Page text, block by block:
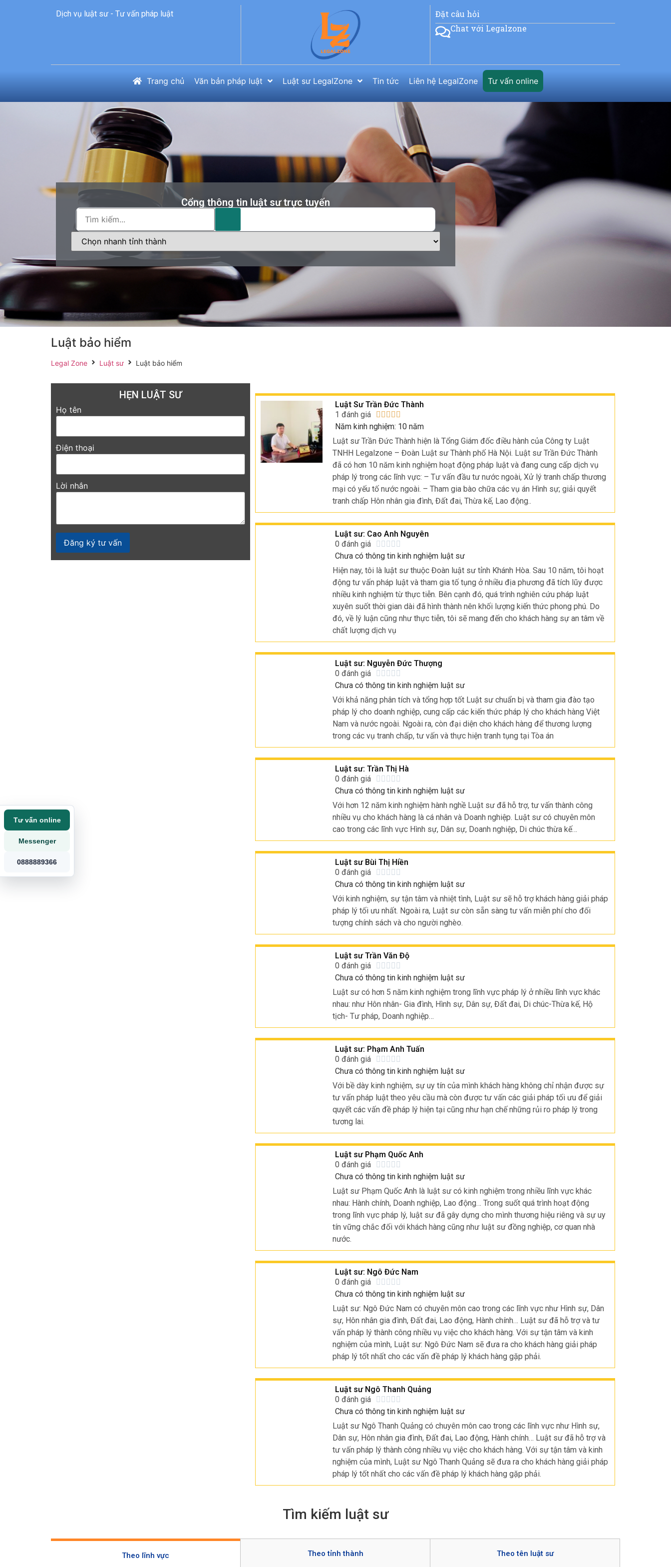
Dịch vụ luật sư - Tư vấn pháp luật
Đặt câu hỏi
Chat với Legalzone
Trang chủ Văn bản pháp luật Luật sư LegalZone Tin tức Liên hệ LegalZone Tư vấn online
Cổng thông tin luật sư trực tuyến
Luật bảo hiểm
Legal Zone Luật sư Luật bảo hiểm
HẸN LUẬT SƯ
Họ tên
Điện thoại
Lời nhắn
Đăng ký tư vấn
Luật Sư Trần Đức Thành
1 đánh giá
    
Năm kinh nghiệm: 10 năm
Luật sư Trần Đức Thành hiện là Tổng Giám đốc điều hành của Công ty Luật
TNHH Legalzone – Đoàn Luật sư Thành phố Hà Nội. Luật sư Trần Đức Thành
đã có hơn 10 năm kinh nghiệm hoạt động pháp luật và đang cung cấp dịch vụ
pháp lý trong các lĩnh vực: – Tư vấn đầu tư nước ngoài, Xử lý tranh chấp thương
mại có yếu tố nước ngoài. – Tham gia bào chữa các vụ án Hình sự; giải quyết
tranh chấp Hôn nhân gia đình, Đất đai, Thừa kế, Lao động..
Luật sư: Cao Anh Nguyên
0 đánh giá
    
Chưa có thông tin kinh nghiệm luật sư
Hiện nay, tôi là luật sư thuộc Đoàn luật sư tỉnh Khánh Hòa. Sau 10 năm, tôi hoạt
động tư vấn pháp luật và tham gia tố tụng ở nhiều địa phương đã tích lũy được
nhiều kinh nghiệm từ thực tiễn. Bên cạnh đó, quá trình nghiên cứu pháp luật
xuyên suốt thời gian dài đã hình thành nên khối lượng kiến thức phong phú. Do
đó, về lý luận cũng như thực tiễn, tôi sẽ mang đến cho khách hàng sự an tâm về
chất lượng dịch vụ
Luật sư: Nguyễn Đức Thượng
0 đánh giá
    
Chưa có thông tin kinh nghiệm luật sư
Với khả năng phân tích và tổng hợp tốt Luật sư chuẩn bị và tham gia đào tạo
pháp lý cho doanh nghiệp, cung cấp các kiến thức pháp lý cho khách hàng Việt
Nam và nước ngoài. Ngoài ra, còn đại diện cho khách hàng để thương lượng
trong các vụ tranh chấp, tư vấn và thực hiện tranh tụng tại Tòa án
Luật sư: Trần Thị Hà
0 đánh giá
    
Chưa có thông tin kinh nghiệm luật sư
Với hơn 12 năm kinh nghiệm hành nghề Luật sư đã hỗ trợ, tư vấn thành công
nhiều vụ cho khách hàng là cá nhân và Doanh nghiệp. Luật sư có chuyên môn
cao trong các lĩnh vực Hình sự, Dân sự, Doanh nghiệp, Di chúc thừa kế…
Luật sư Bùi Thị Hiền
0 đánh giá
    
Chưa có thông tin kinh nghiệm luật sư
Với kinh nghiệm, sự tận tâm và nhiệt tình, Luật sư sẽ hỗ trợ khách hàng giải pháp
pháp lý tối ưu nhất. Ngoài ra, Luật sư còn sẵn sàng tư vấn miễn phí cho đối
tượng chính sách và cho người nghèo.
Luật sư Trần Văn Độ
0 đánh giá
    
Chưa có thông tin kinh nghiệm luật sư
Luật sư có hơn 5 năm kinh nghiệm trong lĩnh vực pháp lý ở nhiều lĩnh vực khác
nhau: như Hôn nhân- Gia đình, Hình sự, Dân sự, Đất đai, Di chúc-Thừa kế, Hộ
tịch- Tư pháp, Doanh nghiệp…
Luật sư: Phạm Anh Tuấn
0 đánh giá
    
Chưa có thông tin kinh nghiệm luật sư
Với bề dày kinh nghiệm, sự uy tín của mình khách hàng không chỉ nhận được sự
tư vấn pháp luật theo yêu cầu mà còn được tư vấn các giải pháp tối ưu để giải
quyết các vấn đề pháp lý hiện tại cũng như hạn chế những rủi ro pháp lý trong
tương lai.
Luật sư Phạm Quốc Anh
0 đánh giá
    
Chưa có thông tin kinh nghiệm luật sư
Luật sư Phạm Quốc Anh là luật sư có kinh nghiệm trong nhiều lĩnh vực khác
nhau: Hành chính, Doanh nghiệp, Lao động… Trong suốt quá trình hoạt động
trong lĩnh vực pháp lý, luật sư đã gây dựng cho mình thương hiệu riêng và sự uy
tín vững chắc đối với khách hàng cũng như luật sư đồng nghiệp, cơ quan nhà
nước.
Luật sư: Ngô Đức Nam
0 đánh giá
    
Chưa có thông tin kinh nghiệm luật sư
Luật sư: Ngô Đức Nam có chuyên môn cao trong các lĩnh vực như Hình sự, Dân
sự, Hôn nhân gia đình, Đất đai, Lao động, Hành chính… Luật sư đã hỗ trợ và tư
vấn pháp lý thành công nhiều vụ việc cho khách hàng. Với sự tận tâm và kinh
nghiệm của mình, Luật sư: Ngô Đức Nam sẽ đưa ra cho khách hàng giải pháp
pháp lý tốt nhất cho các vấn đề pháp lý khách hàng gặp phải.
Luật sư Ngô Thanh Quảng
0 đánh giá
    
Chưa có thông tin kinh nghiệm luật sư
Luật sư Ngô Thanh Quảng có chuyên môn cao trong các lĩnh vực như Hình sự,
Dân sự, Hôn nhân gia đình, Đất đai, Lao động, Hành chính… Luật sư đã hỗ trợ và
tư vấn pháp lý thành công nhiều vụ việc cho khách hàng. Với sự tận tâm và kinh
nghiệm của mình, Luật sư Ngô Thanh Quảng sẽ đưa ra cho khách hàng giải pháp
pháp lý tốt nhất cho các vấn đề pháp lý khách hàng gặp phải.
Tìm kiếm luật sư
Theo lĩnh vực Theo tỉnh thành Theo tên luật sư
Tư vấn online
Messenger
0888889366